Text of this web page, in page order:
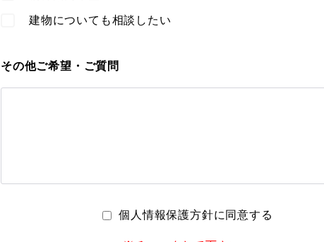
建物についても相談したい
その他ご希望・ご質問
個人情報保護方針に同意する